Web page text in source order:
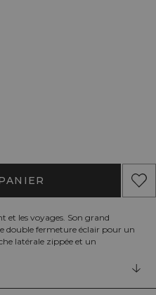
et les voyages. Son grand
double fermeture éclair pour un
latérale zippée et un
sur son fond extra‑résistant qui
logo ICIW réfléchissant, et à
en all-over, ainsi qu’une poche